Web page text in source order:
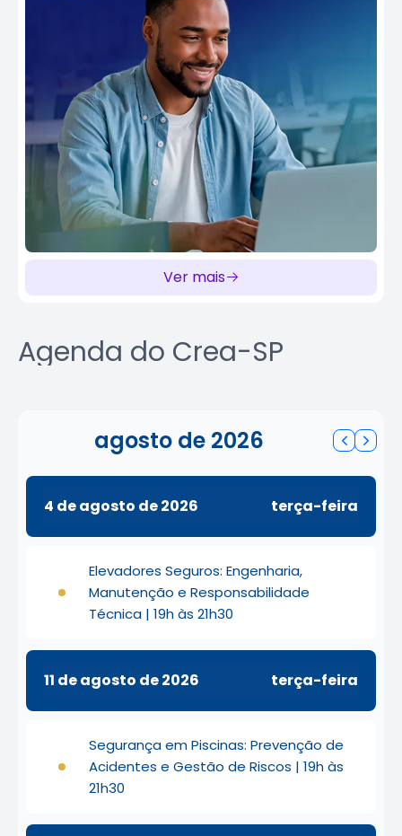
Ver mais
Agenda do Crea-SP
agosto de 2026
4 de agosto de 2026 terça-feira
Elevadores Seguros: Engenharia,
Manutenção e Responsabilidade
Técnica | 19h às 21h30
11 de agosto de 2026 terça-feira
Segurança em Piscinas: Prevenção de
Acidentes e Gestão de Riscos | 19h às
21h30